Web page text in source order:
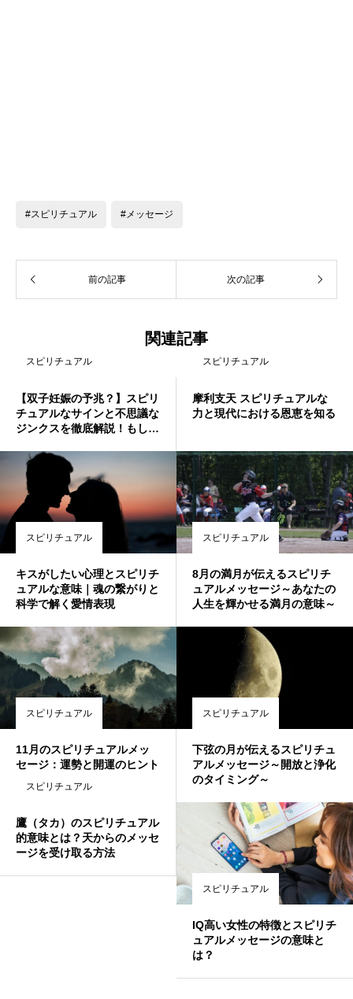
#スピリチュアル #メッセージ
前の記事 次の記事
関連記事
スピリチュアル
【双子妊娠の予兆？】スピリ
チュアルなサインと不思議な
ジンクスを徹底解説！もしか
スピリチュアル
摩利支天 スピリチュアルな
力と現代における恩恵を知る
スピリチュアル
キスがしたい心理とスピリチ
ュアルな意味｜魂の繋がりと
科学で解く愛情表現
スピリチュアル
8月の満月が伝えるスピリチ
ュアルメッセージ～あなたの
人生を輝かせる満月の意味～
スピリチュアル
11月のスピリチュアルメッ
セージ：運勢と開運のヒント
スピリチュアル
下弦の月が伝えるスピリチュ
アルメッセージ～開放と浄化
のタイミング～
スピリチュアル
鷹（タカ）のスピリチュアル
的意味とは？天からのメッセ
ージを受け取る方法
スピリチュアル
IQ高い女性の特徴とスピリチ
ュアルメッセージの意味と
は？